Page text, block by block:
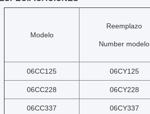
Modelo
Reemplazo
Number modelo
06CC125 06CY125
06CC228 06CY228
06CC337 06CY337